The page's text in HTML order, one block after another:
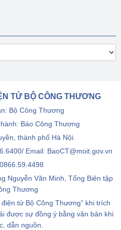
TỬ BỘ CÔNG THƯƠNG
Bộ Công Thương
Báo Công Thương
thành phố Hà Nội.
Email: BaoCT@moit.gov.vn
0866.59.4498
Nguyễn Văn Minh, Tổng Biên tập
Thương
tử Bộ Công Thương” khi trích
được sự đồng ý bằng văn bản khi
dẫn nguồn.